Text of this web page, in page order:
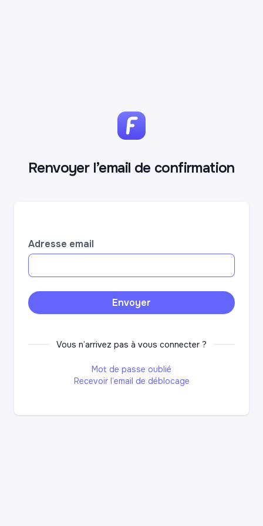
Renvoyer l’email de confirmation
Adresse email
Vous n’arrivez pas à vous connecter ?
Mot de passe oublié
Recevoir l’email de déblocage